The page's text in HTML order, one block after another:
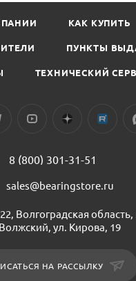
КАК КУПИТЬ
ПУНКТЫ
ТЕХНИЧЕСКИЙ
8 (800) 301-31-51
sales@bearingstore.ru
Волгоградская область,
Волжский, ул. Кирова, 19
НА РАССЫЛКУ